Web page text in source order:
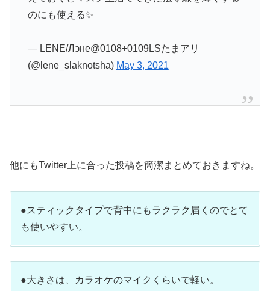
のにも使える✨
— LENE/Лэне@0108+0109LSたまアリ
(@lene_slaknotsha) May 3, 2021
他にもTwitter上に合った投稿を簡潔まとめておきますね。
●スティックタイプで背中にもラクラク届くのでとて
も使いやすい。
●大きさは、カラオケのマイクくらいで軽い。